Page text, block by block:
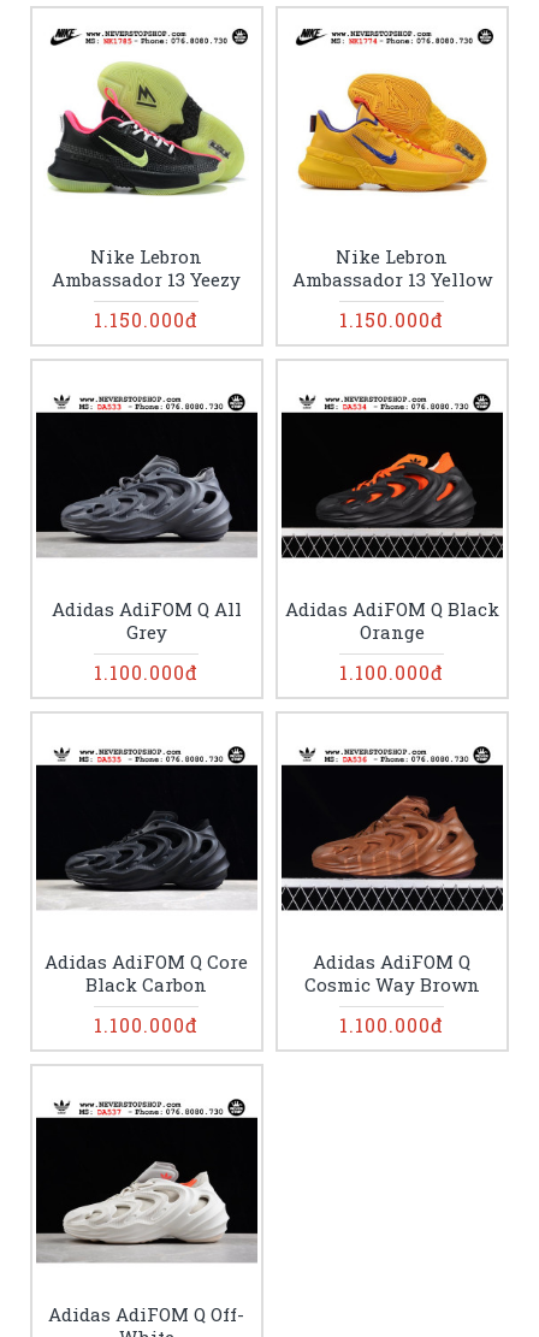
Nike Lebron
Ambassador 13 Yeezy
1.150.000đ
Nike Lebron
Ambassador 13 Yellow
1.150.000đ
Adidas AdiFOM Q All
Grey
1.100.000đ
Adidas AdiFOM Q Black
Orange
1.100.000đ
Adidas AdiFOM Q Core
Black Carbon
1.100.000đ
Adidas AdiFOM Q
Cosmic Way Brown
1.100.000đ
Adidas AdiFOM Q Off-